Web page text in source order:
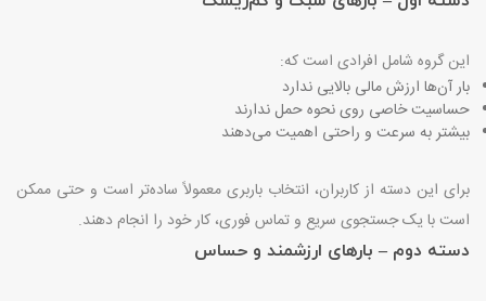
این گروه شامل افرادی است که:
بار آن‌ها ارزش مالی بالایی ندارد
حساسیت خاصی روی نحوه حمل ندارند
بیشتر به سرعت و راحتی اهمیت می‌دهند
برای این دسته از کاربران، انتخاب باربری معمولاً ساده‌تر است و حتی ممکن
است با یک جستجوی سریع و تماس فوری، کار خود را انجام دهند.
دسته دوم – بارهای ارزشمند و حساس